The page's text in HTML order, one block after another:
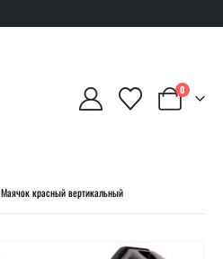
0
Маячок красный вертикальный